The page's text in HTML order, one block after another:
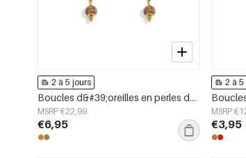
2 à 5 jours
Boucles d&#39;oreilles en perles d&#39;acier inoxydable, style floral, collection romantique décontractée pour le quotidien, bijoux pour femmes
MSRP €22,99
€6,95
2 à 5
MSRP
€3,95